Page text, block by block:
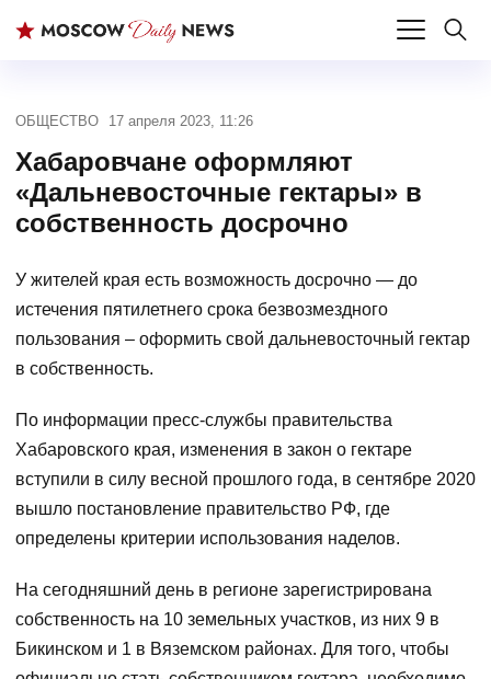
ОБЩЕСТВО 17 апреля 2023, 11:26
Хабаровчане оформляют
«Дальневосточные гектары» в
собственность досрочно
У жителей края есть возможность досрочно — до
истечения пятилетнего срока безвозмездного
пользования – оформить свой дальневосточный гектар
в собственность.
По информации пресс-службы правительства
Хабаровского края, изменения в закон о гектаре
вступили в силу весной прошлого года, в сентябре 2020
вышло постановление правительство РФ, где
определены критерии использования наделов.
На сегодняшний день в регионе зарегистрирована
собственность на 10 земельных участков, из них 9 в
Бикинском и 1 в Вяземском районах. Для того, чтобы